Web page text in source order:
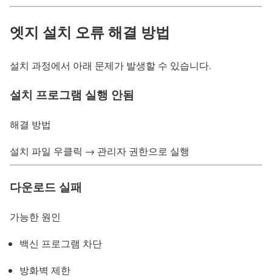
엣지 설치 오류 해결 방법
설치 과정에서 아래 문제가 발생할 수 있습니다.
설치 프로그램 실행 안됨
해결 방법
설치 파일 우클릭 → 관리자 권한으로 실행
다운로드 실패
가능한 원인
백신 프로그램 차단
방화벽 제한